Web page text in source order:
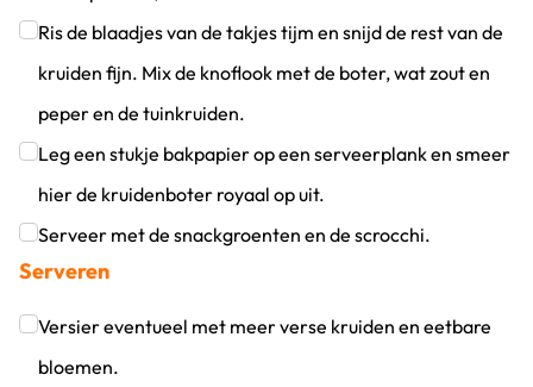
Klik om dit selectievakje aan te vinken
Ris de blaadjes van de takjes tijm en snijd de rest van de
kruiden fijn. Mix de knoflook met de boter, wat zout en
peper en de tuinkruiden.
Klik om dit selectievakje aan te vinken
Leg een stukje bakpapier op een serveerplank en smeer
hier de kruidenboter royaal op uit.
Klik om dit selectievakje aan te vinken
Serveer met de snackgroenten en de scrocchi.
Klik om dit selectievakje aan te vinken
Serveren
Versier eventueel met meer verse kruiden en eetbare
bloemen.